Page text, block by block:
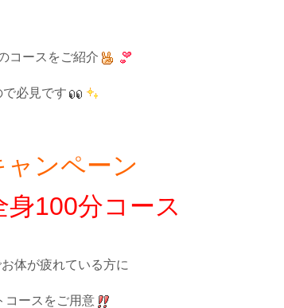
コースをご紹介
必見です
ンペーン
100分コース
体が疲れている方に
コースをご用意